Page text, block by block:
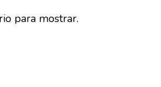
para mostrar.